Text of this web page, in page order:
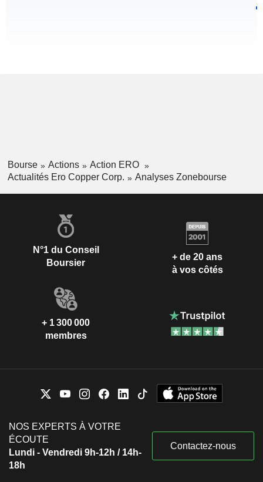
Bourse Actions
Action ERO
Actualités Ero Copper Corp.
Analyses Zonebourse
N°1 du Conseil
Boursier
+ de 20 ans
à vos côtés
+ 1 300 000
membres
NOS EXPERTS À VOTRE
ÉCOUTE
Lundi - Vendredi 9h-12h / 14h-
18h
Contactez-nous